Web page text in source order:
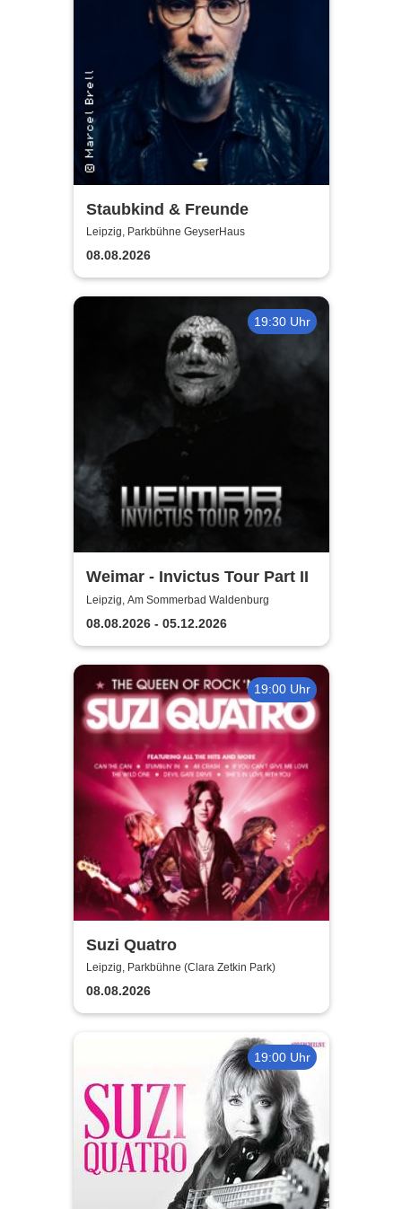
Staubkind & Freunde
Leipzig, Parkbühne GeyserHaus
08.08.2026
19:30 Uhr
Weimar - Invictus Tour Part II
Leipzig, Am Sommerbad Waldenburg
08.08.2026 - 05.12.2026
19:00 Uhr
Suzi Quatro
Leipzig, Parkbühne (Clara Zetkin Park)
08.08.2026
19:00 Uhr